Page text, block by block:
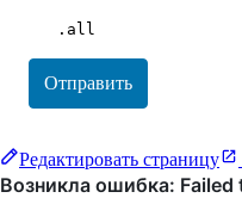
.all
Отправить
Редактировать страницу